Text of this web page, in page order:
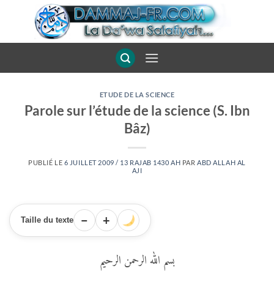
ETUDE DE LA SCIENCE
Parole sur l’étude de la science (S. Ibn
Bâz)
PUBLIÉ LE 6 JUILLET 2009 / 13 RAJAB 1430 AH PAR ABD ALLAH AL
AJI
Taille du texte − +
بسم الله الرحمن الرحيم